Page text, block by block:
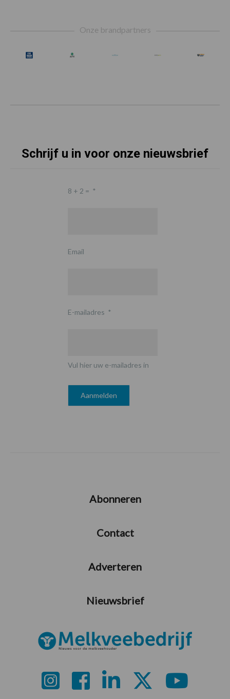
Onze brandpartners
Schrijf u in voor onze nieuwsbrief
8 + 2 = *
Email
E-mailadres *
Vul hier uw e-mailadres in
Abonneren
Contact
Adverteren
Nieuwsbrief